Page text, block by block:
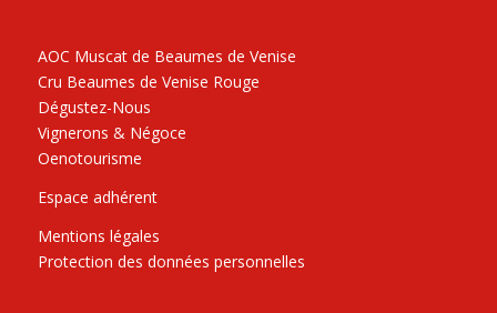
AOC Muscat de Beaumes de Venise
Cru Beaumes de Venise Rouge
Dégustez-Nous
Vignerons & Négoce
Oenotourisme
Espace adhérent
Mentions légales
Protection des données personnelles